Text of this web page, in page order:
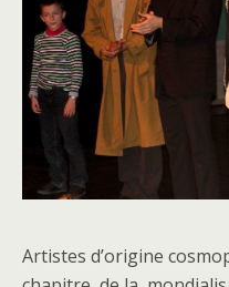
Artistes d’origine